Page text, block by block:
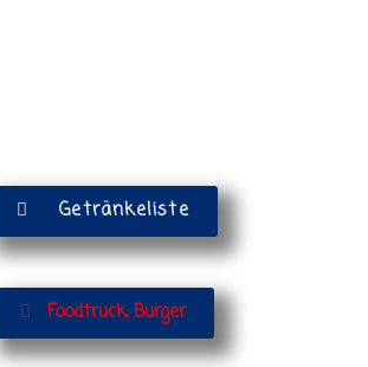
Getränkeliste
Foodtruck, Burger